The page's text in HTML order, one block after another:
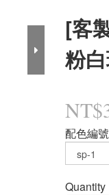
[客
粉
配色編號
Quantity